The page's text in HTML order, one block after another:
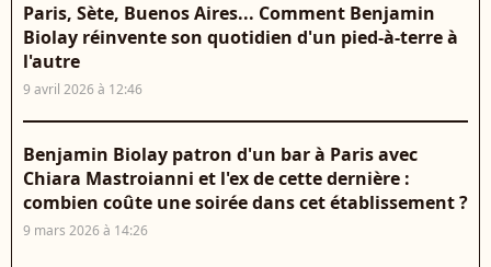
Paris, Sète, Buenos Aires... Comment Benjamin
Biolay réinvente son quotidien d'un pied-à-terre à
l'autre
9 avril 2026 à 12:46
Benjamin Biolay patron d'un bar à Paris avec
Chiara Mastroianni et l'ex de cette dernière :
combien coûte une soirée dans cet établissement ?
9 mars 2026 à 14:26